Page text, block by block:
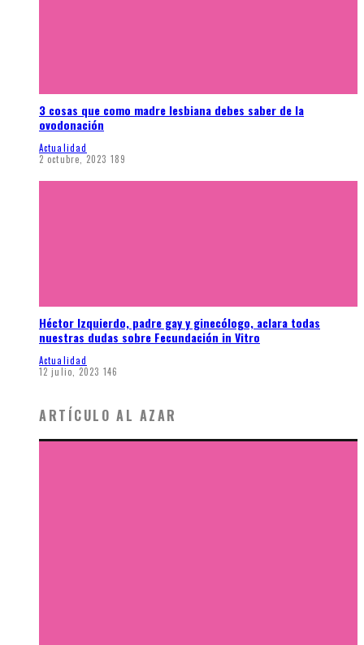
3 cosas que como madre lesbiana debes saber de la
ovodonación
Actualidad
2 octubre, 2023 189
Héctor Izquierdo, padre gay y ginecólogo, aclara todas
nuestras dudas sobre Fecundación in Vitro
Actualidad
12 julio, 2023 146
ARTÍCULO AL AZAR